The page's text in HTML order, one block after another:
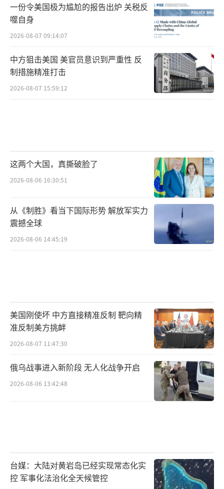
一份令美国极为尴尬的报告出炉 关税反
噬自身
2026-08-07 09:14:07
中方狙击美国 美官员意识到严重性 反
制措施精准打击
2026-08-07 15:59:12
这两个大国，真撕破脸了
2026-08-06 16:30:51
从《制胜》看当下国际形势 解放军实力
震撼全球
2026-08-06 14:45:19
美国刚使坏 中方直接精准反制 靶向精
准反制美方挑衅
2026-08-07 11:47:30
俄乌战事进入新阶段 无人化战争开启
2026-08-06 13:42:48
台媒：大陆对黄岩岛已经实现常态化实
控 军事化法治化全天候管控